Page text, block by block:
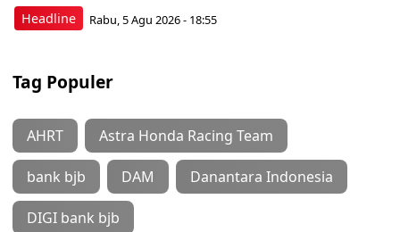
Headline Rabu, 5 Agu 2026 - 18:55
Tag Populer
AHRT Astra Honda Racing Team
bank bjb DAM Danantara Indonesia
DIGI bank bjb